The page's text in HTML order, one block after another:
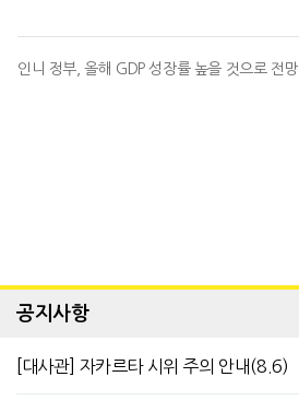
인니 정부, 올해 GDP 성장률 높을 것으로 전망
공지사항
[대사관] 자카르타 시위 주의 안내(8.6)